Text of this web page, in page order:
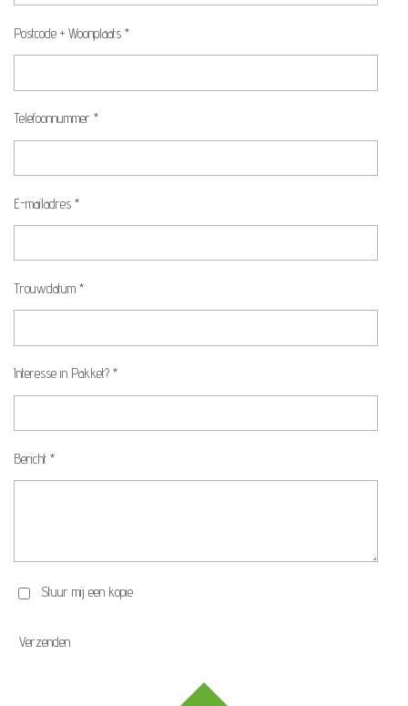
Postcode + Woonplaats *
Telefoonnummer *
E-mailadres *
Trouwdatum *
Interesse in Pakket? *
Bericht *
Stuur mij een kopie
Verzenden